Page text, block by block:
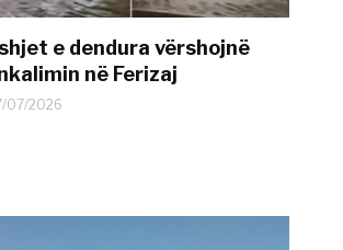
e dendura vërshojnë
në Ferizaj
07/2026